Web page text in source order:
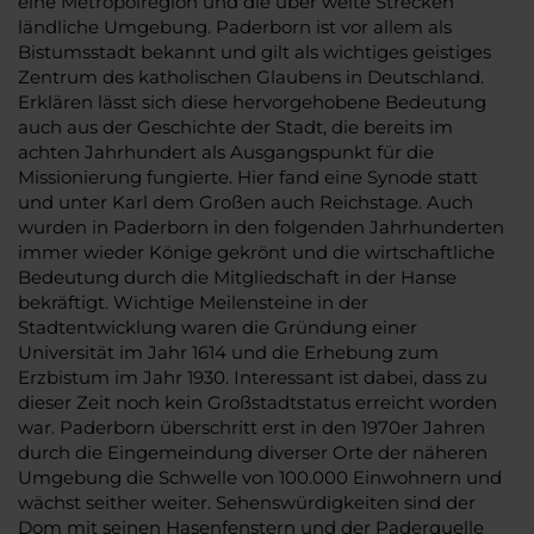
ländliche Umgebung. Paderborn ist vor allem als
Bistumsstadt bekannt und gilt als wichtiges geistiges
Zentrum des katholischen Glaubens in Deutschland.
Erklären lässt sich diese hervorgehobene Bedeutung
auch aus der Geschichte der Stadt, die bereits im
achten Jahrhundert als Ausgangspunkt für die
Missionierung fungierte. Hier fand eine Synode statt
und unter Karl dem Großen auch Reichstage. Auch
wurden in Paderborn in den folgenden Jahrhunderten
immer wieder Könige gekrönt und die wirtschaftliche
Bedeutung durch die Mitgliedschaft in der Hanse
bekräftigt. Wichtige Meilensteine in der
Stadtentwicklung waren die Gründung einer
Universität im Jahr 1614 und die Erhebung zum
Erzbistum im Jahr 1930. Interessant ist dabei, dass zu
dieser Zeit noch kein Großstadtstatus erreicht worden
war. Paderborn überschritt erst in den 1970er Jahren
durch die Eingemeindung diverser Orte der näheren
Umgebung die Schwelle von 100.000 Einwohnern und
wächst seither weiter. Sehenswürdigkeiten sind der
Dom mit seinen Hasenfenstern und der Paderquelle